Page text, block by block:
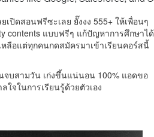
เปิดสอนฟรีซะเลย ยั๊งงง 555+ ให้เพื่อนๆ
contents แบบฟรีๆ แก้ปัญหาการศึกษาได้
ลือแต่ทุกคนกดสมัครมาเข้าเรียนคอร์สนี้
จบสามวัน เก่งขึ้นแน่นอน 100% แอดขอ
ใจในการเรียนรู้ด้วยตัวเอง